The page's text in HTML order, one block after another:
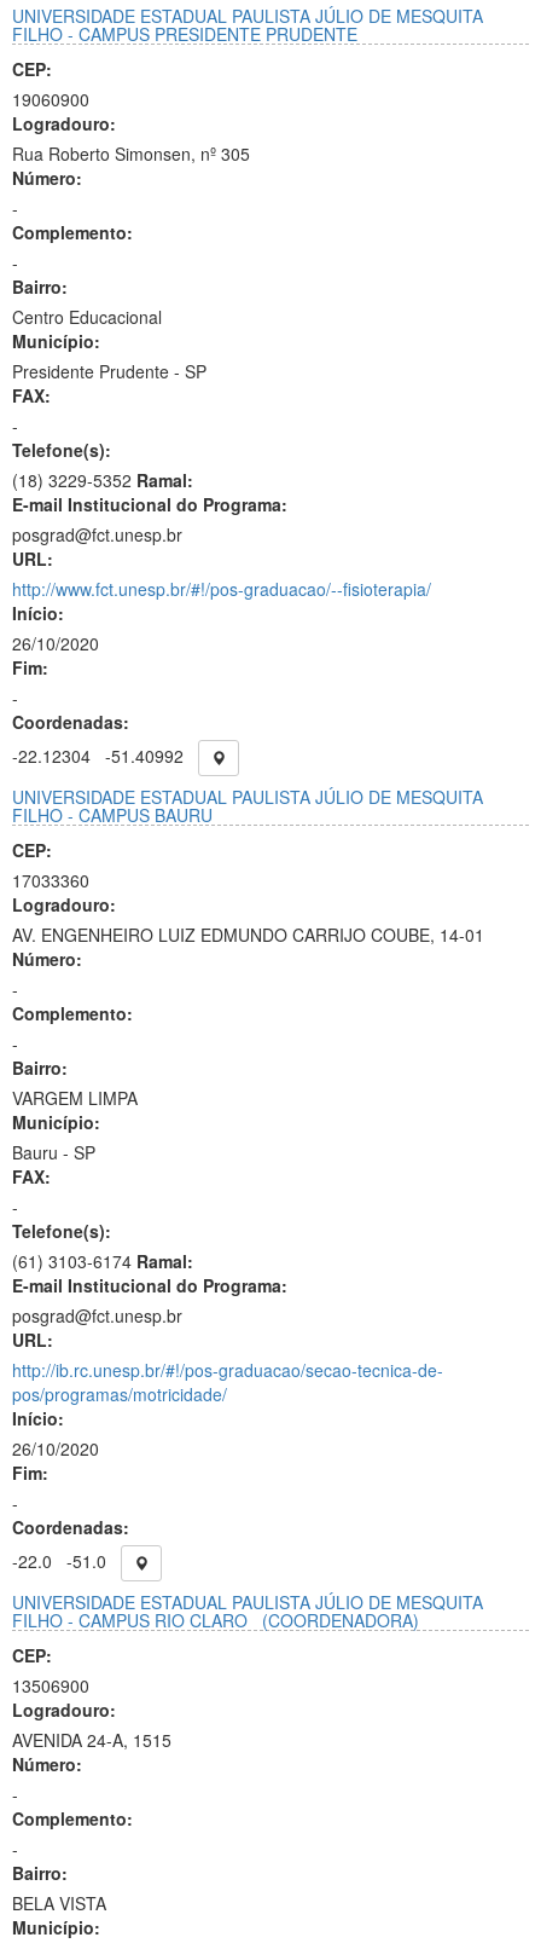
UNIVERSIDADE ESTADUAL PAULISTA JÚLIO DE MESQUITA
FILHO - CAMPUS PRESIDENTE PRUDENTE
CEP:
19060900
Logradouro:
Rua Roberto Simonsen, nº 305
Número:
-
Complemento:
-
Bairro:
Centro Educacional
Município:
Presidente Prudente - SP
FAX:
-
Telefone(s):
(18) 3229-5352 Ramal:
E-mail Institucional do Programa:
posgrad@fct.unesp.br
URL:
http://www.fct.unesp.br/#!/pos-graduacao/--fisioterapia/
Início:
26/10/2020
Fim:
-
Coordenadas:
-22.12304 -51.40992
UNIVERSIDADE ESTADUAL PAULISTA JÚLIO DE MESQUITA
FILHO - CAMPUS BAURU
CEP:
17033360
Logradouro:
AV. ENGENHEIRO LUIZ EDMUNDO CARRIJO COUBE, 14-01
Número:
-
Complemento:
-
Bairro:
VARGEM LIMPA
Município:
Bauru - SP
FAX:
-
Telefone(s):
(61) 3103-6174 Ramal:
E-mail Institucional do Programa:
posgrad@fct.unesp.br
URL:
http://ib.rc.unesp.br/#!/pos-graduacao/secao-tecnica-de-
pos/programas/motricidade/
Início:
26/10/2020
Fim:
-
Coordenadas:
-22.0
-51.0
UNIVERSIDADE ESTADUAL PAULISTA JÚLIO DE MESQUITA
FILHO - CAMPUS RIO CLARO
(COORDENADORA)
CEP:
13506900
Logradouro:
AVENIDA 24-A, 1515
Número:
-
Complemento:
-
Bairro:
BELA VISTA
Município: